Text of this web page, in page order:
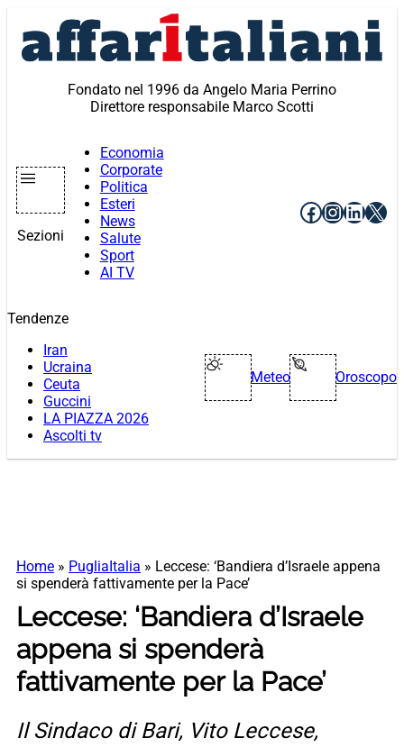
contenuto
Fondato nel 1996 da Angelo Maria Perrino
Direttore responsabile Marco Scotti
Sezioni
Economia
Corporate
Politica
Esteri
News
Salute
Sport
AI TV
Facebook
X
Tendenze
Iran
Ucraina
Ceuta
Guccini
LA PIAZZA 2026
Ascolti tv
Meteo Oroscopo
Home » PugliaItalia » Leccese: ‘Bandiera d’Israele appena
si spenderà fattivamente per la Pace’
Leccese: ‘Bandiera d’Israele
appena si spenderà
fattivamente per la Pace’
Il Sindaco di Bari, Vito Leccese,